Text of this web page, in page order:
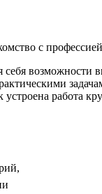
с профессией
возможности
устроена работа